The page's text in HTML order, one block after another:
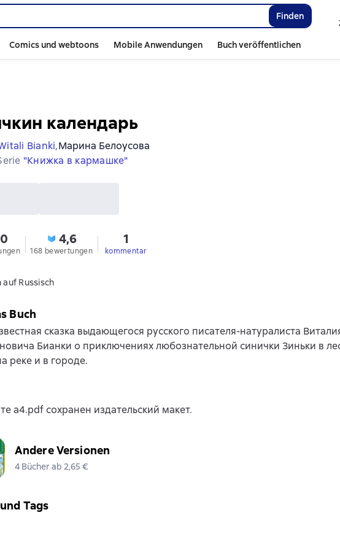
Finden
Comics und webtoons Mobile Anwendungen Buch veröffentlichen
календарь
Bianki,Марина Белоусова
"Книжка в кармашке"
4,6
168 bewertungen
1
kommentar
auf Russisch
Buch
сказка выдающегося русского писателя-натуралиста
Бианки о приключениях любознательной синички Зиньки в
реке и в городе.
a4.pdf сохранен издательский макет.
Andere Versionen
4 Bücher ab 2,65 €
Tags